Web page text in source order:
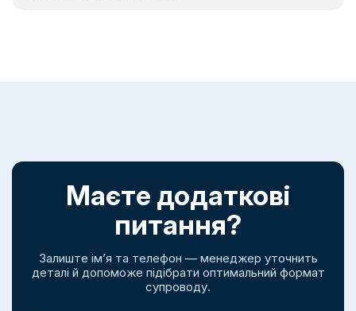
Маєте додаткові
питання?
Залиште ім’я та телефон — менеджер уточнить
деталі й допоможе підібрати оптимальний формат
супроводу.